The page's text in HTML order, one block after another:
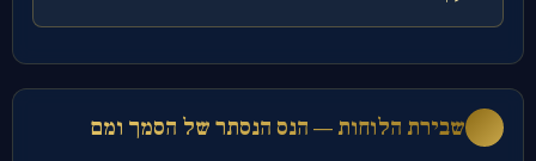
שבירת הלוחות — הנס הנסתר של הסמך ומם